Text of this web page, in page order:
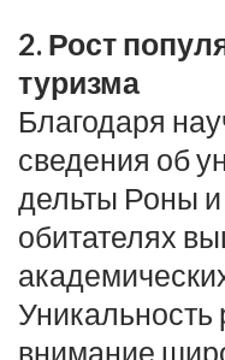
2. Рост
туризма
Благодаря
сведения об
дельты Роны
обитателях
Уникальность
внимание